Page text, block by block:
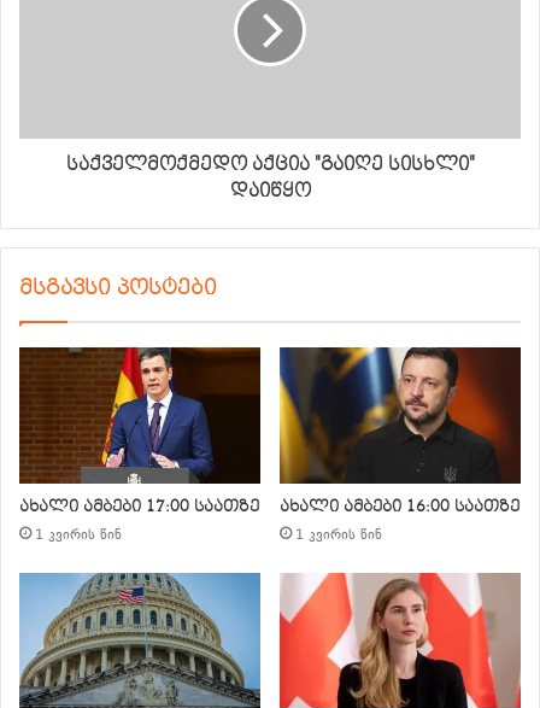
საქველმოქმედო აქცია "გაიღე სისხლი"
დაიწყო
მსგავსი პოსტები
ახალი ამბები 17:00 საათზე
1 კვირის წინ
ახალი ამბები 16:00 საათზე
1 კვირის წინ